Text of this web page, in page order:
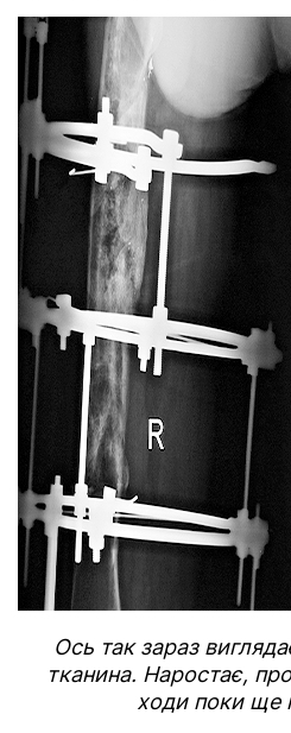
Ось так зараз
тканина. Наростає,
ходи поки ще